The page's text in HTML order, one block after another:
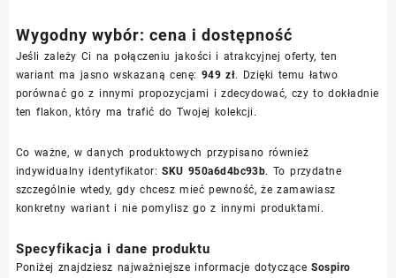
Wygodny wybór: cena i dostępność
Jeśli zależy Ci na połączeniu jakości i atrakcyjnej oferty, ten
wariant ma jasno wskazaną cenę: 949 zł. Dzięki temu łatwo
porównać go z innymi propozycjami i zdecydować, czy to dokładnie
ten flakon, który ma trafić do Twojej kolekcji.
Co ważne, w danych produktowych przypisano również
indywidualny identyfikator:SKU 950a6d4bc93b. To przydatne
szczególnie wtedy, gdy chcesz mieć pewność, że zamawiasz
konkretny wariant i nie pomylisz go z innymi produktami.
Specyfikacja i dane produktu
Poniżej znajdziesz najważniejsze informacje dotycząceSospiro